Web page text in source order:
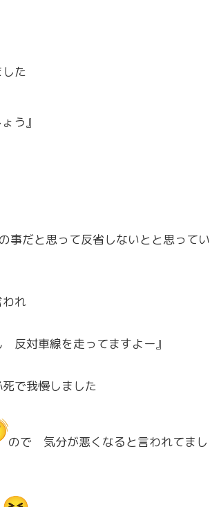
た
う』
事だと思って反省しないとと思ってい
れ
対車線を走ってますよー』
で我慢しました
ので 気分が悪くなると言われてまし